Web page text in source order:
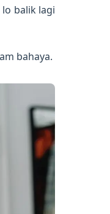
balik lagi
bahaya.